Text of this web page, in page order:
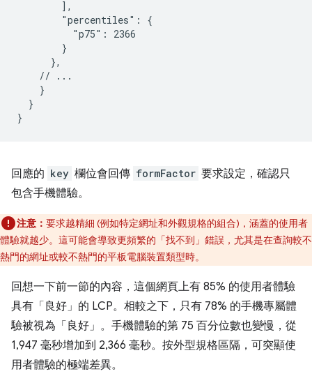
        ],
        "percentiles": {
          "p75": 2366
        }
      },
    // ...
    }
  }
回應的 key 欄位會回傳 formFactor 要求設定，確認只
包含手機體驗。
注意： 要求越精細 (例如特定網址和外觀規格的組合)，涵蓋的使用者
體驗就越少。這可能會導致更頻繁的「找不到」錯誤，尤其是在查詢較不
熱門的網址或較不熱門的平板電腦裝置類型時。
回想一下前一節的內容，這個網頁上有 85% 的使用者體驗
具有「良好」的 LCP。相較之下，只有 78% 的手機專屬體
驗被視為「良好」。手機體驗的第 75 百分位數也變慢，從
1,947 毫秒增加到 2,366 毫秒。按外型規格區隔，可突顯使
用者體驗的極端差異。